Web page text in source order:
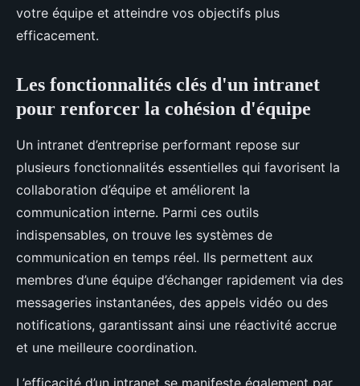
votre équipe et atteindre vos objectifs plus
efficacement.
Les fonctionnalités clés d'un intranet
pour renforcer la cohésion d'équipe
Un intranet d’entreprise performant repose sur
plusieurs fonctionnalités essentielles qui favorisent la
collaboration d’équipe et améliorent la
communication interne. Parmi ces outils
indispensables, on trouve les systèmes de
communication en temps réel. Ils permettent aux
membres d’une équipe d’échanger rapidement via des
messageries instantanées, des appels vidéo ou des
notifications, garantissant ainsi une réactivité accrue
et une meilleure coordination.